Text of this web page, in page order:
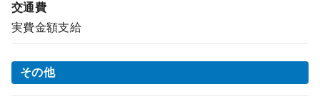
交通費
実費金額支給
その他